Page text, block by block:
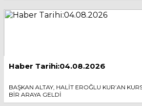
Haber Tarihi:04.08.2026
BAŞKAN ALTAY, HALİT EROĞLU KUR’AN
BİR ARAYA GELDİ